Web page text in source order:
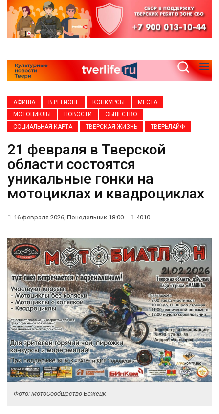
АФИША В РЕГИОНЕ КОНКУРСЫ
МЕСТА
МОТОЦИКЛЫ
НОВОСТИ
ОБЩЕСТВО
СОЦИАЛЬНАЯ КАРТА
ТВЕРСКАЯ ЖИЗНЬ ТВЕРЬЛАЙФ
21 февраля в Тверской
области состоятся
уникальные гонки на
мотоциклах и квадроциклах
16 февраля 2026, Понедельник 18:00 4010
Фото: МотоСообщество Бежецк